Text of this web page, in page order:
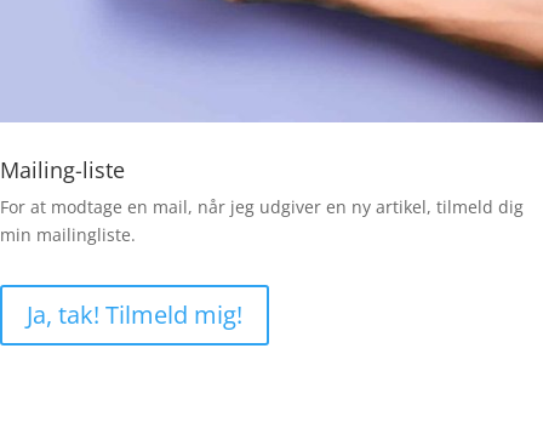
Mailing-liste
For at modtage en mail, når jeg udgiver en ny artikel, tilmeld dig
min mailingliste.
Ja, tak! Tilmeld mig!